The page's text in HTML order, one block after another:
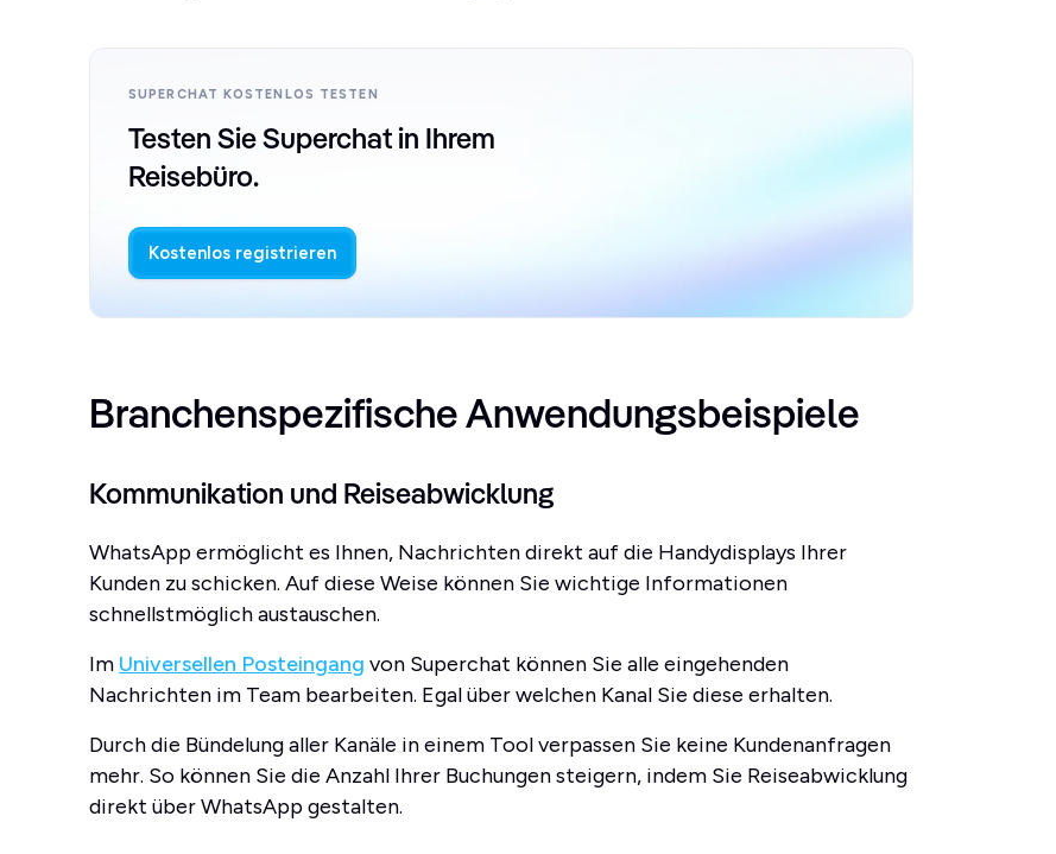
SUPERCHAT KOSTENLOS TESTEN
Testen Sie Superchat in Ihrem
Reisebüro.
Kostenlos registrieren
Branchenspezifische Anwendungsbeispiele
Kommunikation und Reiseabwicklung
WhatsApp ermöglicht es Ihnen, Nachrichten direkt auf die Handydisplays Ihrer
Kunden zu schicken. Auf diese Weise können Sie wichtige Informationen
schnellstmöglich austauschen.
Im Universellen Posteingang von Superchat können Sie alle eingehenden
Nachrichten im Team bearbeiten. Egal über welchen Kanal Sie diese erhalten.
Durch die Bündelung aller Kanäle in einem Tool verpassen Sie keine Kundenanfragen
mehr. So können Sie die Anzahl Ihrer Buchungen steigern, indem Sie Reiseabwicklung
direkt über WhatsApp gestalten.